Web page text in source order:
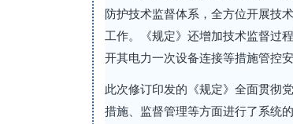
防护技术监督体系，全方位开展技
工作。《规定》还增加技术监督过
开其电力一次设备连接等措施管控安
此次修订印发的《规定》全面贯彻
措施、监督管理等方面进行了系统